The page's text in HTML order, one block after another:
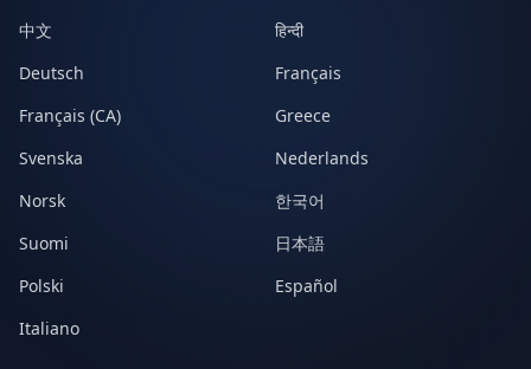
中文
हिन्दी
Deutsch
Français
Français (CA)
Greece
Svenska
Nederlands
Norsk
한국어
Suomi
日本語
Polski
Español
Italiano